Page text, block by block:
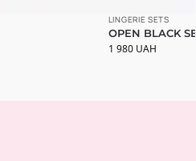
LINGERIE SETS
OPEN BLACK
1 980 UAH